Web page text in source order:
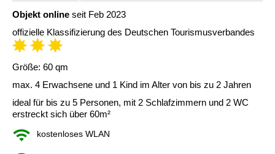
Objekt online seit Feb 2023
offizielle Klassifizierung des Deutschen Tourismusverbandes
Größe: 60 qm
max. 4 Erwachsene und 1 Kind im Alter von bis zu 2 Jahren
ideal für bis zu 5 Personen, mit 2 Schlafzimmern und 2 WC
erstreckt sich über 60m²
kostenloses WLAN